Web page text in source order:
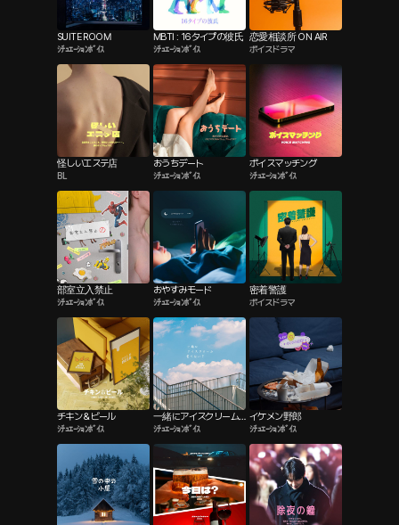
SUITE ROOM
ｼﾁｭｴｰｼｮﾝﾎﾞｲｽ
MBTI : 16タイプの彼氏
ｼﾁｭｴｰｼｮﾝﾎﾞｲｽ
恋愛相談所 ON AIR
ボイスドラマ
怪しいエステ店
BL
おうちデート
ｼﾁｭｴｰｼｮﾝﾎﾞｲｽ
ボイスマッチング
ｼﾁｭｴｰｼｮﾝﾎﾞｲｽ
部室立入禁止
ｼﾁｭｴｰｼｮﾝﾎﾞｲｽ
おやすみモード
ｼﾁｭｴｰｼｮﾝﾎﾞｲｽ
密着警護
ボイスドラマ
チキン＆ビール
ｼﾁｭｴｰｼｮﾝﾎﾞｲｽ
一緒にアイスクリーム
食べない？
ｼﾁｭｴｰｼｮﾝﾎﾞｲｽ
イケメン野郎
ｼﾁｭｴｰｼｮﾝﾎﾞｲｽ